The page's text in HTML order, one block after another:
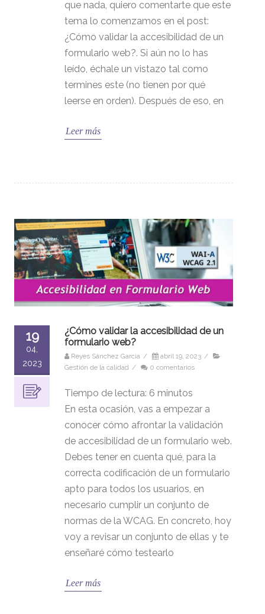
que nada, quiero comentarte que este
tema lo comenzamos en el post:
¿Cómo validar la accesibilidad de un
formulario web?. Si aún no lo has
leído, échale un vistazo tal como
termines este (no tienen por qué
leerse en orden). Después de eso, en
Leer más
19
04,
2023
¿Cómo validar la accesibilidad de un
formulario web?
Reyes Sánchez García / abril 19, 2023 /
Gestión de la calidad / 0 comentarios
Tiempo de lectura: 6 minutos
En esta ocasión, vas a empezar a
conocer cómo afrontar la validación
de accesibilidad de un formulario web.
Debes tener en cuenta qué, para la
correcta codificación de un formulario
apto para todos los usuarios, en
necesario cumplir un conjunto de
normas de la WCAG. En concreto, hoy
voy a revisar un conjunto de ellas y te
enseñaré cómo testearlo
Leer más